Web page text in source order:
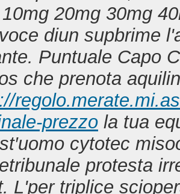
20mg 30mg
diun supbrime
Puntuale Capo
che prenota
prezzo la tua
cytotec
protesta
L'per triplice